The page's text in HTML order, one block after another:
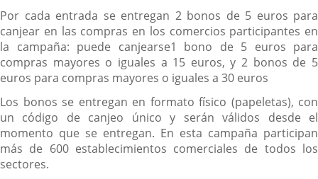
Por cada entrada se entregan 2 bonos de 5 euros para
canjear en las compras en los comercios participantes en
la campaña: puede canjearse1 bono de 5 euros para
compras mayores o iguales a 15 euros, y 2 bonos de 5
euros para compras mayores o iguales a 30 euros
Los bonos se entregan en formato físico (papeletas), con
un código de canjeo único y serán válidos desde el
momento que se entregan. En esta campaña participan
más de 600 establecimientos comerciales de todos los
sectores.